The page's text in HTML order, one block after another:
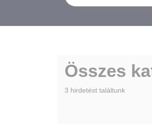
Összes
3 hirdetést találtunk